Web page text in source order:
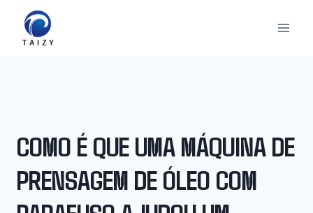
content
COMO É QUE UMA MÁQUINA DE
PRENSAGEM DE ÓLEO COM